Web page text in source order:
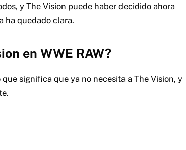
y The Vision puede haber decidido ahora
ha quedado clara.
en WWE RAW?
significa que ya no necesita a The Vision, y